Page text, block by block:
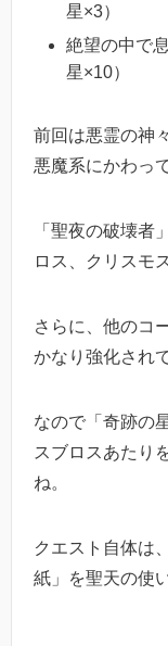
星×3）
絶望の中で
星×10）
前回は悪霊の神
悪魔系にかわっ
「聖夜の破壊者
ロス、クリスモ
さらに、他のコ
かなり強化され
なので「奇跡の
スブロスあたり
ね。
クエスト自体は
紙」を聖天の使